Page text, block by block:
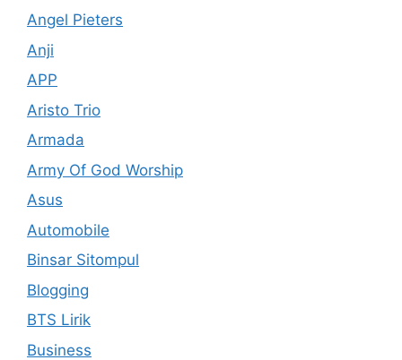
Angel Pieters
Anji
APP
Aristo Trio
Armada
Army Of God Worship
Asus
Automobile
Binsar Sitompul
Blogging
BTS Lirik
Business